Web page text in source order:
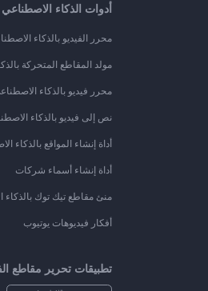
أدوات الذكاء الاصطناعي
محرر الفيديو بالذكاء
مولد المقاطع المتحركة
محرر فيديو بالذكاء
نص إلى فيديو بالذكاء
أداة إنشاء المواقع بالذكاء
أداة إنشاء أسماء شركات
منئ مقاطع تيك توك بالذكاء
أفكار فيديوهات يوتيوب
تطبيقات تحرير مقاطع